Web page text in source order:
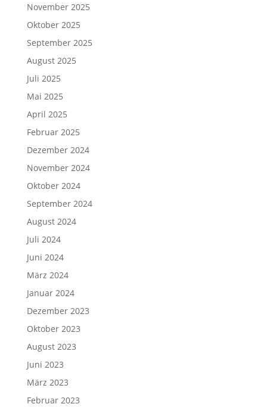
November 2025
Oktober 2025
September 2025
August 2025
Juli 2025
Mai 2025
April 2025
Februar 2025
Dezember 2024
November 2024
Oktober 2024
September 2024
August 2024
Juli 2024
Juni 2024
März 2024
Januar 2024
Dezember 2023
Oktober 2023
August 2023
Juni 2023
März 2023
Februar 2023